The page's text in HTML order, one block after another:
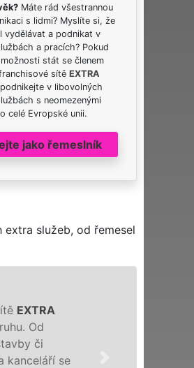
Máte rád všestrannou
s lidmi? Myslíte si, že
vydělávat a podnikat v
a pracích? Pokud
stát se členem
sítěEXTRA
v libovolných
s neomezenými
celé Evropské unii.
jako řemeslník
služeb, od řemesel
EXTRA
Od
či
kanceláří se